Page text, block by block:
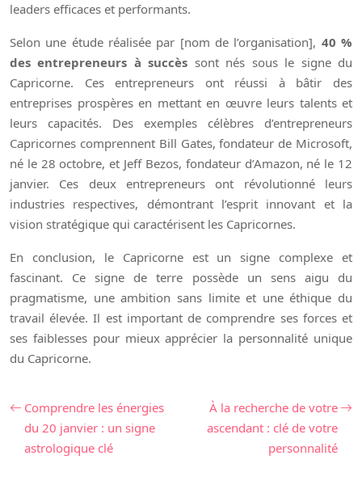
leaders efficaces et performants.
Selon une étude réalisée par [nom de l’organisation], 40 %
des entrepreneurs à succès sont nés sous le signe du
Capricorne. Ces entrepreneurs ont réussi à bâtir des
entreprises prospères en mettant en œuvre leurs talents et
leurs capacités. Des exemples célèbres d’entrepreneurs
Capricornes comprennent Bill Gates, fondateur de Microsoft,
né le 28 octobre, et Jeff Bezos, fondateur d’Amazon, né le 12
janvier. Ces deux entrepreneurs ont révolutionné leurs
industries respectives, démontrant l’esprit innovant et la
vision stratégique qui caractérisent les Capricornes.
En conclusion, le Capricorne est un signe complexe et
fascinant. Ce signe de terre possède un sens aigu du
pragmatisme, une ambition sans limite et une éthique du
travail élevée. Il est important de comprendre ses forces et
ses faiblesses pour mieux apprécier la personnalité unique
du Capricorne.
Comprendre les énergies
du 20 janvier : un signe
astrologique clé
À la recherche de votre
ascendant : clé de votre
personnalité